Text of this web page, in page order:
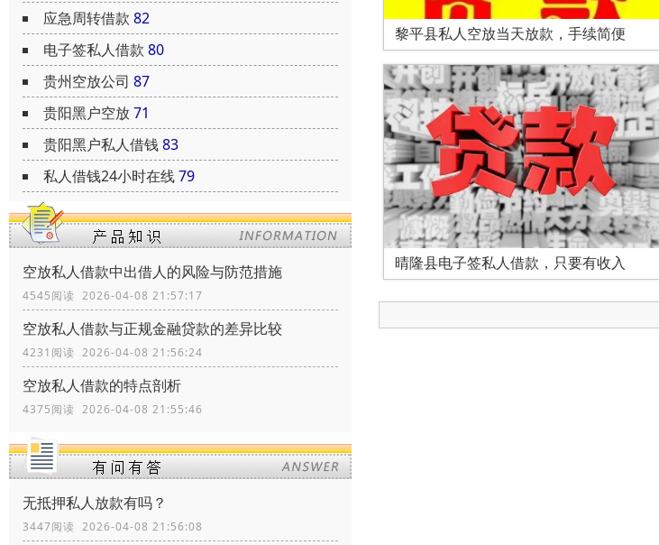
应急周转借款 82
电子签私人借款 80
贵州空放公司 87
贵阳黑户空放71
贵阳黑户私人借钱83
私人借钱24小时在线79
空放私人借款中出借人的风险与防范措施
4545阅读 2026-04-08 21:57:17
空放私人借款与正规金融贷款的差异比较
4231阅读 2026-04-08 21:56:24
空放私人借款的特点剖析
4375阅读 2026-04-08 21:55:46
无抵押私人放款有吗？
3447阅读 2026-04-08 21:56:08
黎平县私人空放当天放款，手续简便
晴隆县电子签私人借款，只要有收入